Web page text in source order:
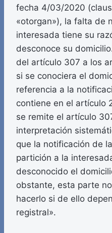
fecha 4/03/2020
«otorgan»), la falta de
interesada tiene su
desconoce su
del artículo 307 a los
si se conociera el
referencia a la
contiene en el artículo
se remite el artículo
interpretación
que la notificación de
partición a la
desconocido el
obstante, esta parte
hacerlo si de ello
registral».